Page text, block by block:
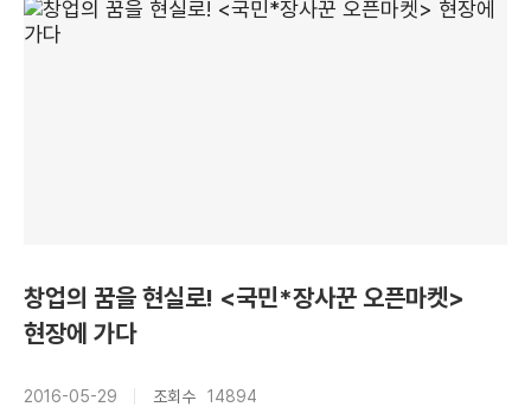
창업의 꿈을 현실로! <국민*장사꾼 오픈마켓>
현장에 가다
2016-05-29 조회수 14894